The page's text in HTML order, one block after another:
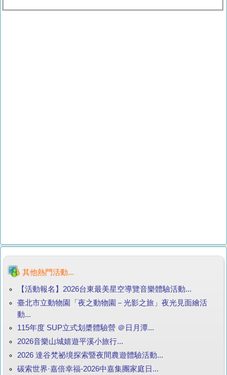
其他熱門活動...
【活動報名】2026台東最美星空導覽音樂體驗活動...
臺北市立動物園「夜之動物園－光影之旅」夜光見面繪活
動...
115年度 SUP立式划槳體驗營 ＠日月潭...
2026音樂山城嬉遊平溪小旅行...
2026 達谷梵祕境探索暨夜間農遊體驗活動...
碳索世界·嘉倍幸福-2026中嘉集團家庭日...